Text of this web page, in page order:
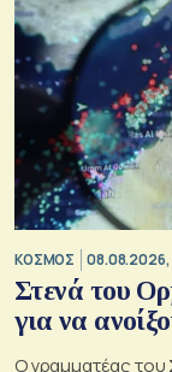
ΚΟΣΜΟΣ 08.08.2026,
Στενά του
για να
Ο γραμματέας